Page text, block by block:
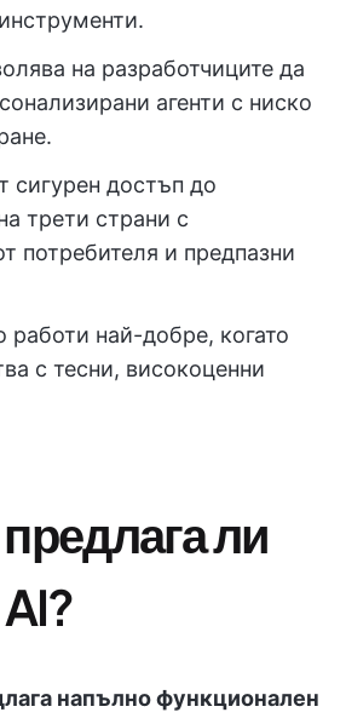
на разработчиците да
агенти с ниско
сигурен достъп до
трети страни с
потребителя и предпазни
работи най-добре, когато
с тесни, високоценни
ли
напълно функционален